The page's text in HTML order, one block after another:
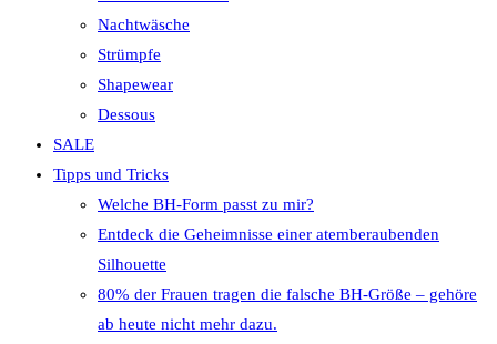
Nachtwäsche
Strümpfe
Shapewear
Dessous
SALE
Tipps und Tricks
Welche BH-Form passt zu mir?
Entdeck die Geheimnisse einer atemberaubenden
Silhouette
80% der Frauen tragen die falsche BH-Größe – gehöre
ab heute nicht mehr dazu.